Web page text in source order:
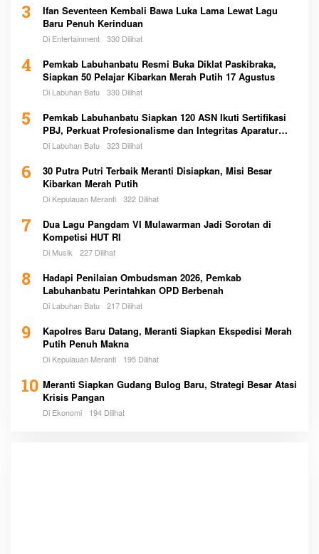
3
Ifan Seventeen Kembali Bawa Luka Lama Lewat Lagu
Baru Penuh Kerinduan
Di Entertainment 330 Dilihat
4
Pemkab Labuhanbatu Resmi Buka Diklat Paskibraka,
Siapkan 50 Pelajar Kibarkan Merah Putih 17 Agustus
Di Labuhan Batu 330 Dilihat
5
Pemkab Labuhanbatu Siapkan 120 ASN Ikuti Sertifikasi
PBJ, Perkuat Profesionalisme dan Integritas Aparatur
Pemerintah
Di Labuhan Batu 323 Dilihat
6
30 Putra Putri Terbaik Meranti Disiapkan, Misi Besar
Kibarkan Merah Putih
Di Kepulauan Meranti 322 Dilihat
7
Dua Lagu Pangdam VI Mulawarman Jadi Sorotan di
Kompetisi HUT RI
Di Musik 227 Dilihat
8
Hadapi Penilaian Ombudsman 2026, Pemkab
Labuhanbatu Perintahkan OPD Berbenah
Di Labuhan Batu 217 Dilihat
9
Kapolres Baru Datang, Meranti Siapkan Ekspedisi Merah
Putih Penuh Makna
Di Kepulauan Meranti 195 Dilihat
10 Meranti Siapkan Gudang Bulog Baru, Strategi Besar Atasi
Krisis Pangan
Di Ekonomi 194 Dilihat